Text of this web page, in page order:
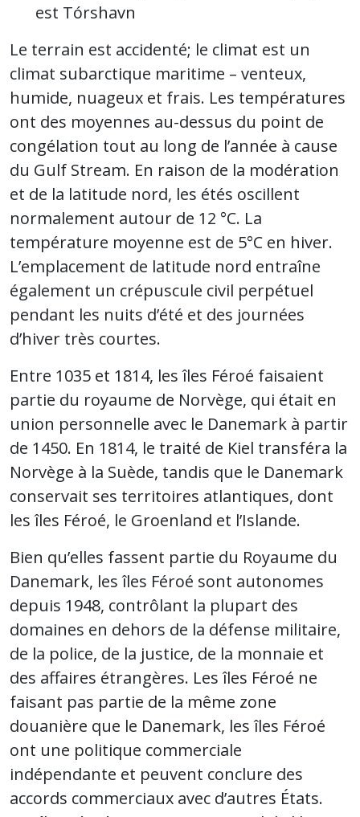
est Tórshavn
Le terrain est accidenté; le climat est un
climat subarctique maritime – venteux,
humide, nuageux et frais. Les températures
ont des moyennes au-dessus du point de
congélation tout au long de l’année à cause
du Gulf Stream. En raison de la modération
et de la latitude nord, les étés oscillent
normalement autour de 12 °C. La
température moyenne est de 5°C en hiver.
L’emplacement de latitude nord entraîne
également un crépuscule civil perpétuel
pendant les nuits d’été et des journées
d’hiver très courtes.
Entre 1035 et 1814, les îles Féroé faisaient
partie du royaume de Norvège, qui était en
union personnelle avec le Danemark à partir
de 1450. En 1814, le traité de Kiel transféra la
Norvège à la Suède, tandis que le Danemark
conservait ses territoires atlantiques, dont
les îles Féroé, le Groenland et l’Islande.
Bien qu’elles fassent partie du Royaume du
Danemark, les îles Féroé sont autonomes
depuis 1948, contrôlant la plupart des
domaines en dehors de la défense militaire,
de la police, de la justice, de la monnaie et
des affaires étrangères. Les îles Féroé ne
faisant pas partie de la même zone
douanière que le Danemark, les îles Féroé
ont une politique commerciale
indépendante et peuvent conclure des
accords commerciaux avec d’autres États.